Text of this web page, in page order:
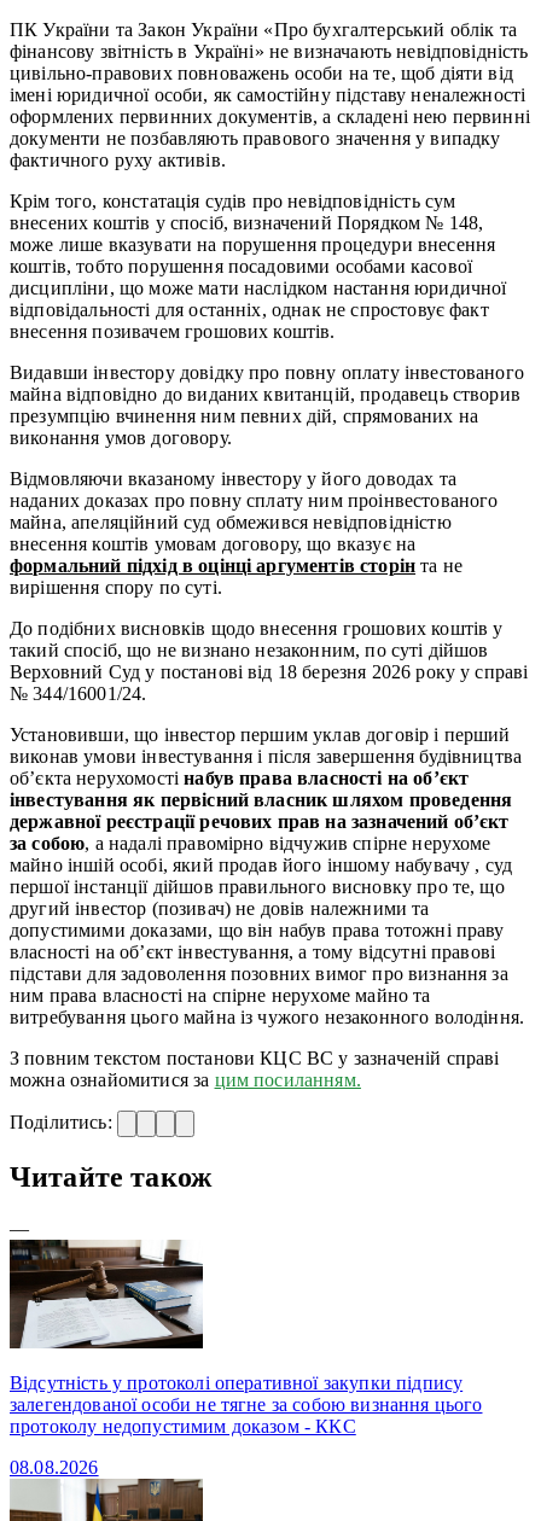
ПК України та Закон України «Про бухгалтерський облік та
фінансову звітність в Україні» не визначають невідповідність
цивільно-правових повноважень особи на те, щоб діяти від
імені юридичної особи, як самостійну підставу неналежності
оформлених первинних документів, а складені нею первинні
документи не позбавляють правового значення у випадку
фактичного руху активів.
Крім того, констатація судів про невідповідність сум
внесених коштів у спосіб, визначений Порядком № 148,
може лише вказувати на порушення процедури внесення
коштів, тобто порушення посадовими особами касової
дисципліни, що може мати наслідком настання юридичної
відповідальності для останніх, однак не спростовує факт
внесення позивачем грошових коштів.
Видавши інвестору довідку про повну оплату інвестованого
майна відповідно до виданих квитанцій, продавець створив
презумпцію вчинення ним певних дій, спрямованих на
виконання умов договору.
Відмовляючи вказаному інвестору у його доводах та
наданих доказах про повну сплату ним проінвестованого
майна, апеляційний суд обмежився невідповідністю
внесення коштів умовам договору, що вказує на
формальний підхід в оцінці аргументів сторін та не
вирішення спору по суті.
До подібних висновків щодо внесення грошових коштів у
такий спосіб, що не визнано незаконним, по суті дійшов
Верховний Суд у постанові від 18 березня 2026 року у справі
№ 344/16001/24.
Установивши, що інвестор першим уклав договір і перший
виконав умови інвестування і після завершення будівництва
об’єкта нерухомостінабув права власності на об’єкт
інвестування як первісний власник шляхом проведення
державної реєстрації речових прав на зазначений об’єкт
за собою, а надалі правомірно відчужив спірне нерухоме
майно іншій особі, який продав його іншому набувачу , суд
першої інстанції дійшов правильного висновку про те, що
другий інвестор (позивач) не довів належними та
допустимими доказами, що він набув права тотожні праву
власності на об’єкт інвестування, а тому відсутні правові
підстави для задоволення позовних вимог про визнання за
ним права власності на спірне нерухоме майно та
витребування цього майна із чужого незаконного володіння.
З повним текстом постанови КЦС ВС у зазначеній справі
можна ознайомитися за цим посиланням.
Поділитись:
Читайте також
—
Відсутність у протоколі оперативної закупки підпису
залегендованої особи не тягне за собою визнання цього
протоколу недопустимим доказом - ККС
08.08.2026